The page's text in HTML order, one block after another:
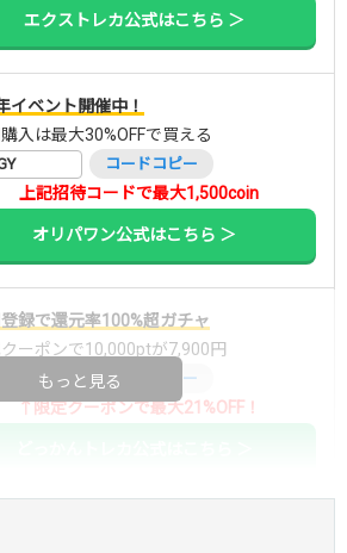
エクストレカ公式はこちら ＞
イベント開催中！
購入は最大30%OFFで買える
コードコピー
上記招待コードで最大1,500coin
オリパワン公式はこちら ＞
登録で還元率100%超ガチャ
クーポンで10,000ptが7,900円
コードコピー
↑限定クーポンで最大21%OFF！
もっと見る